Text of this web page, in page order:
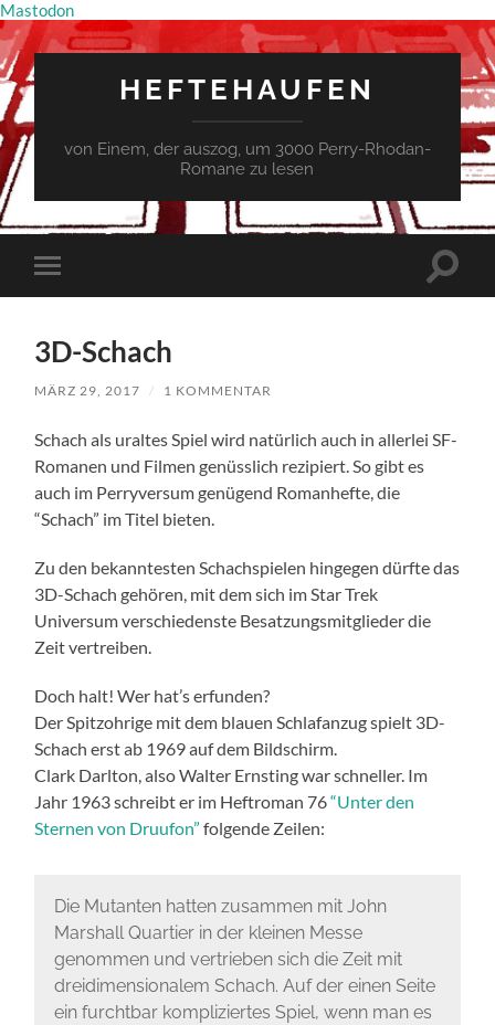
Mastodon
HEFTEHAUFEN
von Einem, der auszog, um 3000 Perry-Rhodan-
Romane zu lesen
Mobile-
Menü
3D-Schach
MÄRZ 29, 2017 / 1 KOMMENTAR
Schach als uraltes Spiel wird natürlich auch in allerlei SF-
Romanen und Filmen genüsslich rezipiert. So gibt es
auch im Perryversum genügend Romanhefte, die
“Schach” im Titel bieten.
Zu den bekanntesten Schachspielen hingegen dürfte das
3D-Schach gehören, mit dem sich im Star Trek
Universum verschiedenste Besatzungsmitglieder die
Zeit vertreiben.
Doch halt! Wer hat’s erfunden?
Der Spitzohrige mit dem blauen Schlafanzug spielt 3D-
Schach erst ab 1969 auf dem Bildschirm.
Clark Darlton, also Walter Ernsting war schneller. Im
Jahr 1963 schreibt er im Heftroman 76“Unter den
Sternen von Druufon” folgende Zeilen:
Die Mutanten hatten zusammen mit John
Marshall Quartier in der kleinen Messe
genommen und vertrieben sich die Zeit mit
dreidimensionalem Schach. Auf der einen Seite
ein furchtbar kompliziertes Spiel, wenn man es